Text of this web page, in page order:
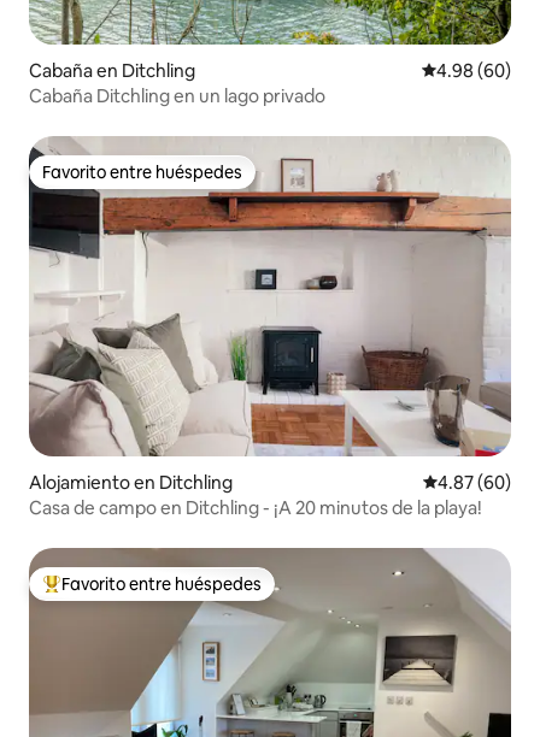
Cabaña en Ditchling Calificación
4.98 (60)
Cabaña Ditchling en un lago privado
Favorito entre huéspedes
Favorito entre huéspedes
Alojamiento en Ditchling Calificación
4.87 (60)
Casa de campo en Ditchling - ¡A 20 minutos de la playa!
Favorito entre huéspedes preferido
Favorito entre huéspedes